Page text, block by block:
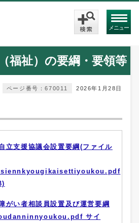
メニュー
福祉）の要綱・要領等
2026年1月28日
ページ番号：670011
立支援協議会設置要綱(ファイル
がい者相談員設置及び運営要綱
サイ